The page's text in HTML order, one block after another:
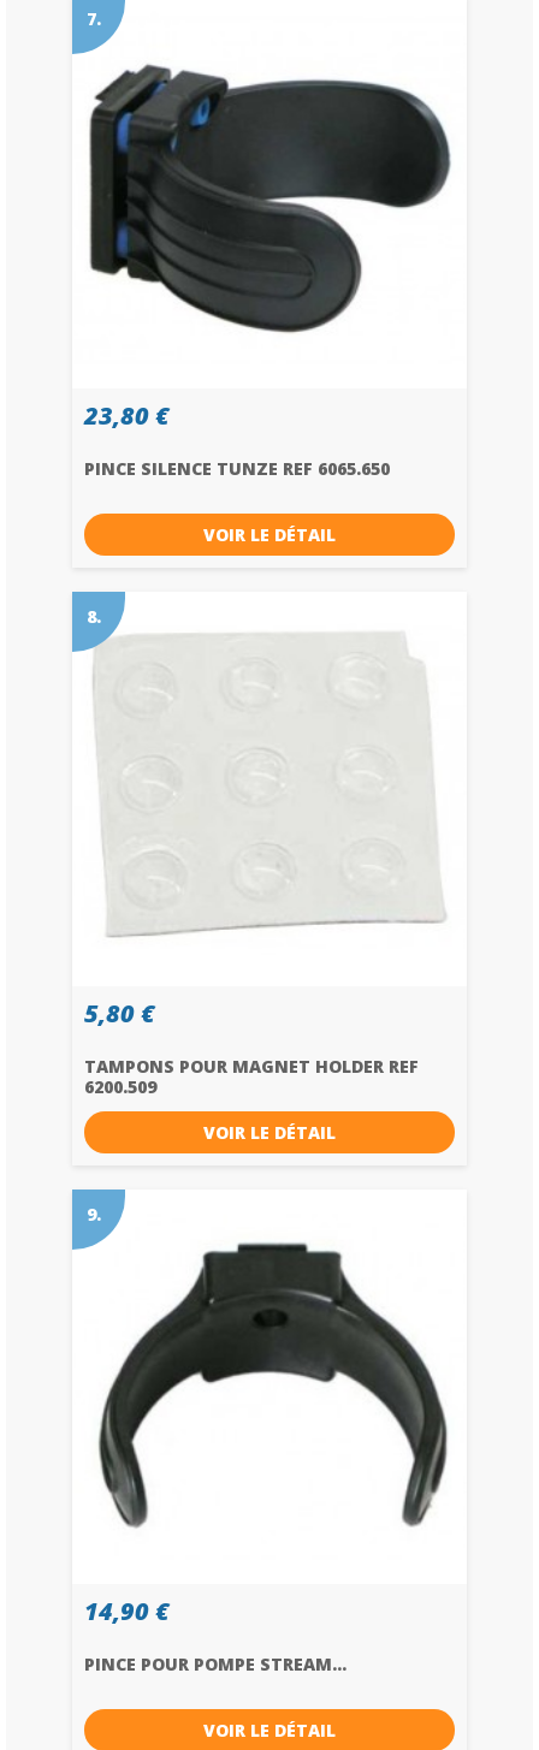
7.
23,80 €
PINCE SILENCE TUNZE REF 6065.650
VOIR LE DÉTAIL
8.
5,80 €
TAMPONS POUR MAGNET HOLDER REF
6200.509
VOIR LE DÉTAIL
9.
14,90 €
PINCE POUR POMPE STREAM...
VOIR LE DÉTAIL